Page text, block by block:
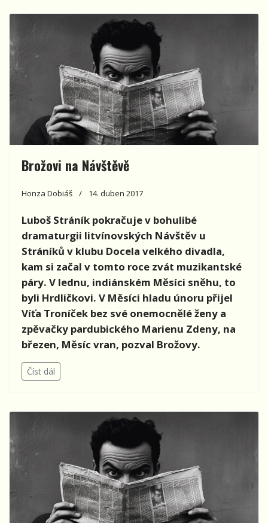
Brožovi na Návštěvě
Honza Dobiáš 14. duben 2017
Luboš Stráník pokračuje v bohulibé
dramaturgii litvínovských Návštěv u
Stráníků v klubu Docela velkého divadla,
kam si začal v tomto roce zvát muzikantské
páry. V lednu, indiánském Měsíci sněhu, to
byli Hrdličkovi. V Měsíci hladu únoru přijel
Víťa Troníček bez své onemocnělé ženy a
zpěvačky pardubického Marienu Zdeny, na
březen, Měsíc vran, pozval Brožovy.
Číst dál